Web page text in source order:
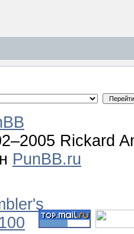
Rickard
PunBB.ru